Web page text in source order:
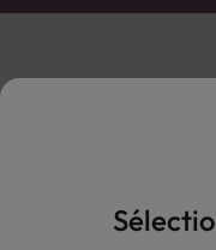
Vente uniquement en caves.
L'ABUS D'ALCOOL EST